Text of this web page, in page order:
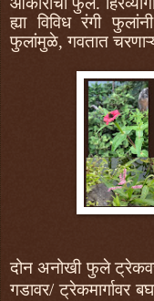
ह्या विविध रंगी
फुलांमुळे, गवतात
दोन अनोखी फुले
गडावर/ ट्रेकमार्गावर